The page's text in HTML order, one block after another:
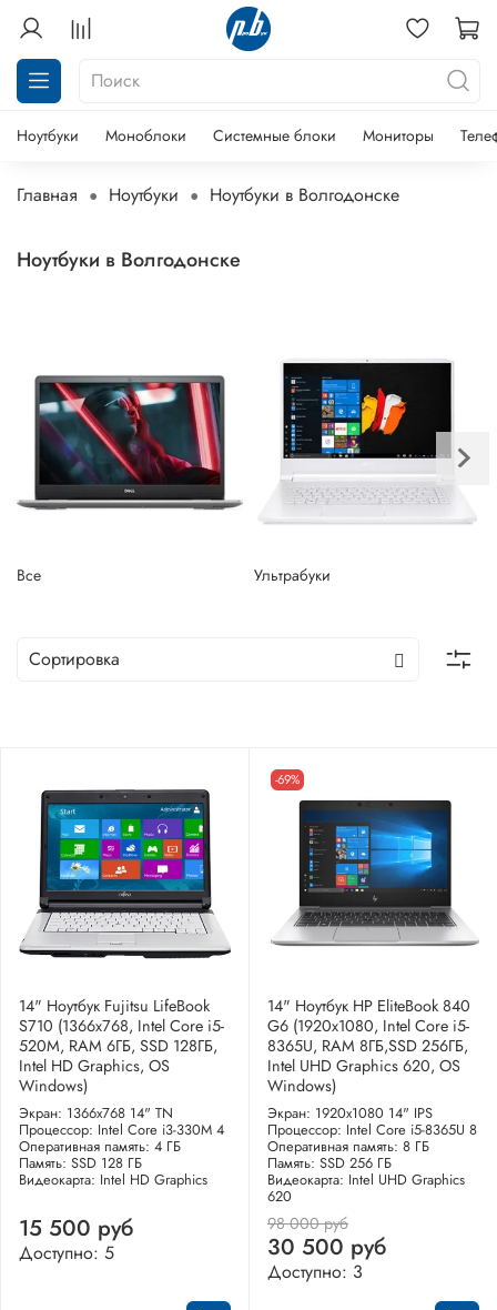
Ноутбуки Моноблоки Системные блоки Мониторы
Главная Ноутбуки Ноутбуки в Волгодонске
Ноутбуки в Волгодонске
Все Ультрабуки
14" Ноутбук Fujitsu LifeBook
S710 (1366x768, Intel Core i5-
520M, RAM 6ГБ, SSD 128ГБ,
Intel HD Graphics, OS
Windows)
Экран: 1366x768 14" TN
Процессор: Intel Core i3-330M 4
Оперативная память: 4 ГБ
Память: SSD 128 ГБ
Видеокарта: Intel HD Graphics
15 500 руб
Доступно: 5
-69%
14" Ноутбук HP EliteBook 840
G6 (1920x1080, Intel Core i5-
8365U, RAM 8ГБ,SSD 256ГБ,
Intel UHD Graphics 620, OS
Windows)
Экран: 1920x1080 14" IPS
Процессор: Intel Core i5-8365U 8
Оперативная память: 8 ГБ
Память: SSD 256 ГБ
Видеокарта: Intel UHD Graphics
620
98 000 руб
30 500 руб
Доступно: 3